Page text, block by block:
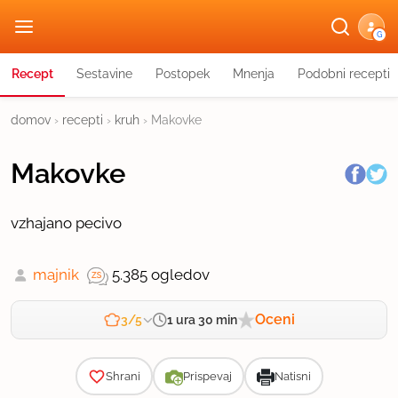
G
Recept Sestavine Postopek Mnenja Podobni recepti
domov › recepti › kruh › Makovke
Makovke
vzhajano pecivo
majnik 5.385 ogledov
3/5 1 ura 30 min Oceni
Shrani Prispevaj Natisni